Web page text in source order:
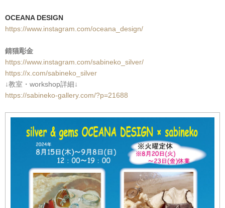
OCEANA DESIGN
https://www.instagram.com/oceana_design/
錆猫彫金
https://www.instagram.com/sabineko_silver/
https://x.com/sabineko_silver
↓教室・workshop詳細↓
https://sabineko-gallery.com/?p=21688